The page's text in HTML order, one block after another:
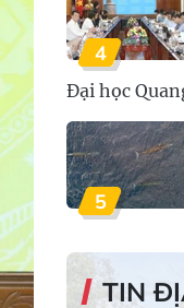
4
Đại học
5
TIN